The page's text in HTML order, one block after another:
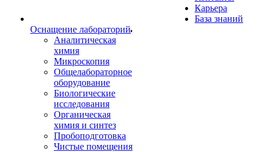
Оснащение лабораторий
Аналитическая
химия
Микроскопия
Общелабораторное
оборудование
Биологические
исследования
Органическая
химия и синтез
Пробоподготовка
Чистые помещения
Карьера
База знаний